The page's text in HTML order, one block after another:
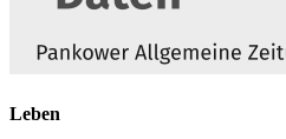
Leben